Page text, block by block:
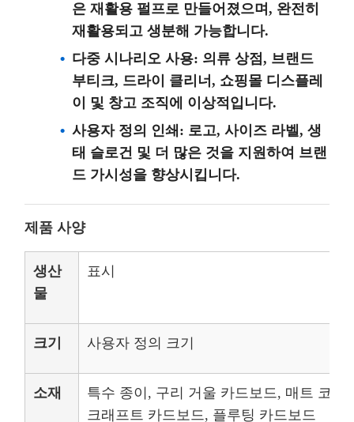
은 재활용 펄프로 만들어졌으며, 완전히
재활용되고 생분해 가능합니다.
다중 시나리오 사용: 의류 상점, 브랜드
부티크, 드라이 클리너, 쇼핑몰 디스플레
이 및 창고 조직에 이상적입니다.
사용자 정의 인쇄: 로고, 사이즈 라벨, 생
태 슬로건 및 더 많은 것을 지원하여 브랜
드 가시성을 향상시킵니다.
제품 사양
생산
물
표시
크기 사용자 정의 크기
소재
특수 종이, 구리 거울 카드보드, 매트 코팅
크래프트 카드보드, 플루팅 카드보드